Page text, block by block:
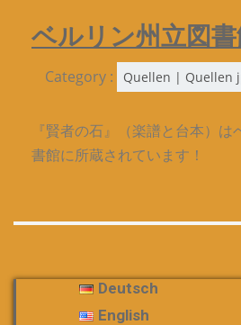
ベルリン州立図
Category : Quellen | Quellen
『賢者の石』（楽譜と台本）は
書館に所蔵されています！
Deutsch
English